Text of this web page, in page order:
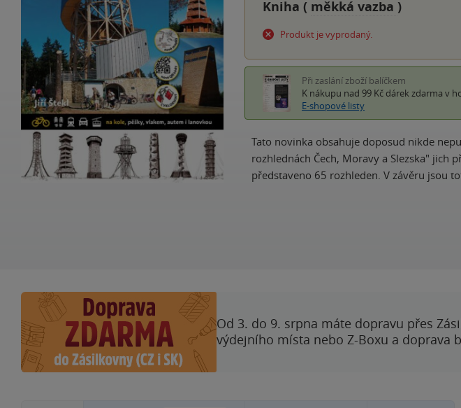
Kniha ( měkká vazba )
Produkt je vyprodaný.
Při zaslání zboží balíčkem
K nákupu nad 99 Kč dárek zdarma v
E-shopové listy
Tato novinka obsahuje doposud nikde
rozhlednách Čech, Moravy a Slezska" jich
představeno 65 rozhleden. V závěru jsou
Od 3. do 9. srpna máte dopravu přes
výdejního místa nebo Z-Boxu a doprava